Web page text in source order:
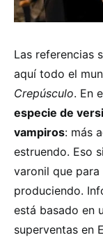
Las referencias
aquí todo el
Crepúsculo. En
especie de
vampiros: más
estruendo. Eso
varonil que para
produciendo.
está basado en
superventas en